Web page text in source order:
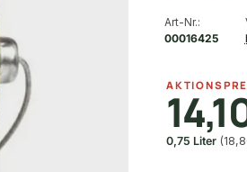
Art-Nr.:
00016425
0,75 Liter